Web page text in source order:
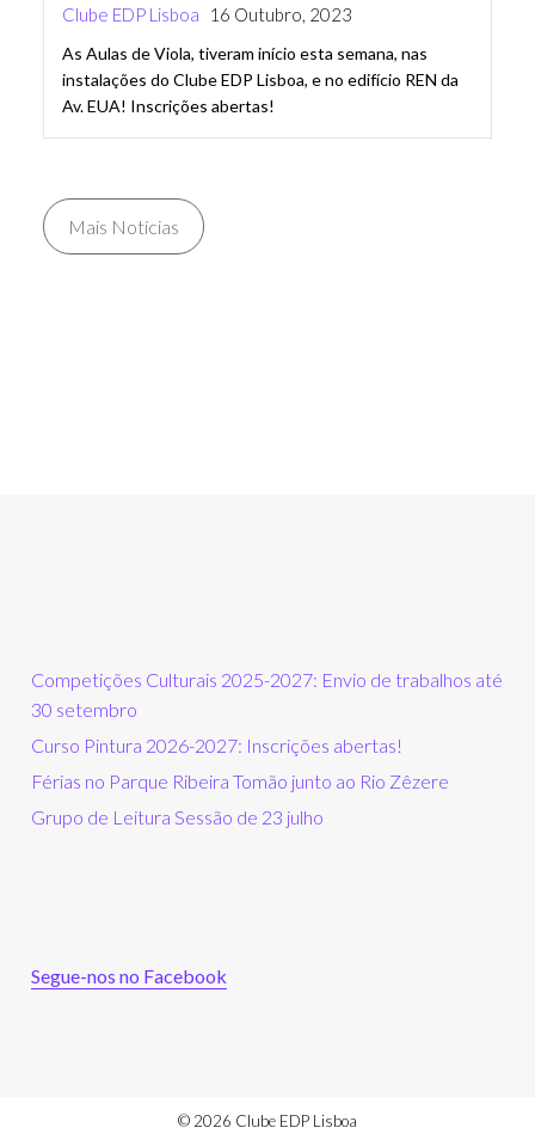
Clube EDP Lisboa 16 Outubro, 2023
As Aulas de Viola, tiveram início esta semana, nas
instalações do Clube EDP Lisboa, e no edifício REN da
Av. EUA! Inscrições abertas!
Mais Notícias
Competições Culturais 2025-2027: Envio de trabalhos até
30 setembro
Curso Pintura 2026-2027: Inscrições abertas!
Férias no Parque Ribeira Tomão junto ao Rio Zêzere
Grupo de Leitura Sessão de 23 julho
Segue-nos no Facebook
© 2026 Clube EDP Lisboa